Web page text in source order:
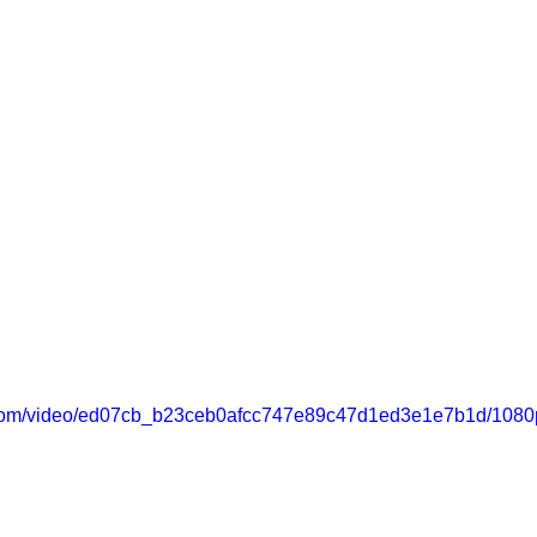
video/ed07cb_b23ceb0afcc747e89c47d1ed3e1e7b1d/